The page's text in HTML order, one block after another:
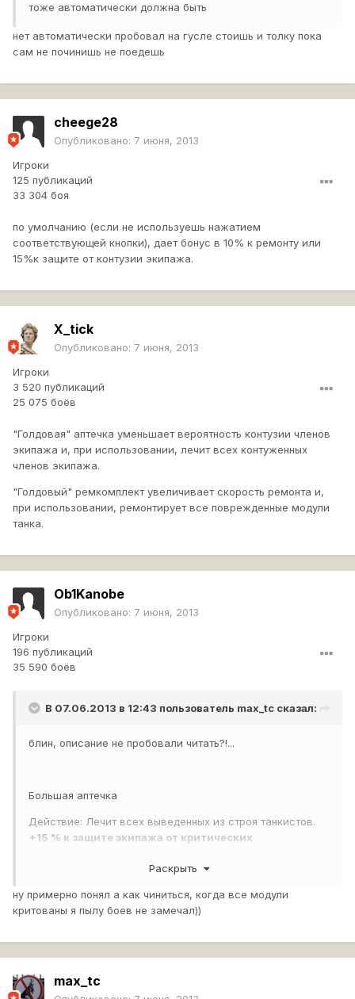
тоже автоматически должна быть
нет автоматически пробовал на гусле стоишь и толку пока
сам не починишь не поедешь
cheege28
Опубликовано: 7 июня, 2013
Игроки
125 публикаций
33 304 боя
по умолчанию (если не используешь нажатием
соответствующей кнопки), дает бонус в 10% к ремонту или
15%к защите от контузии экипажа.
X_tick
Опубликовано: 7 июня, 2013
Игроки
3 520 публикаций
25 075 боёв
"Голдовая" аптечка уменьшает вероятность контузии членов
экипажа и, при использовании, лечит всех контуженных
членов экипажа.
"Голдовый" ремкомплект увеличивает скорость ремонта и,
при использовании, ремонтирует все поврежденные модули
танка.
Ob1Kanobe
Опубликовано: 7 июня, 2013
Игроки
196 публикаций
35 590 боёв
В 07.06.2013 в 12:43 пользователь max_tc сказал:
блин, описание не пробовали читать?!...
Большая аптечка
Действие: Лечит всех выведенных из строя танкистов.
+15 % к защите экипажа от критических
зависимости от того, был ли использован расходник или
Большой ремкомплект
или нет).
Раскрыть
ну примерно понял а как чиниться, когда все модули
критованы я пылу боев не замечал))
max_tc